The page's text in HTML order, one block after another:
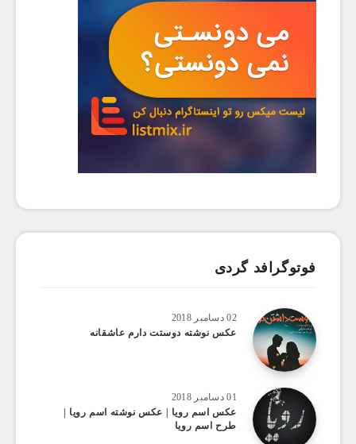
فوتوگرافد گردی
02 دسامبر 2018
عکس نوشته دوستت دارم عاشقانه
01 دسامبر 2018
عکس اسم رویا | عکس نوشته اسم رویا |
طرح اسم رویا